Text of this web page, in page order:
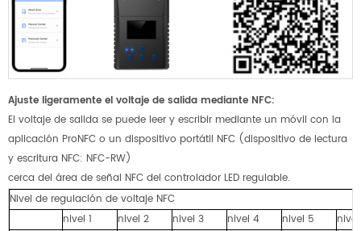
Ajuste ligeramente el voltaje de salida mediante NFC:
El voltaje de salida se puede leer y escribir mediante un móvil con la
aplicación ProNFC o un dispositivo portátil NFC (dispositivo de lectura
y escritura NFC: NFC-RW)
cerca del área de señal NFC del controlador LED regulable.
Nivel de regulación de voltaje NFC
nivel 1
nivel 2 nivel 3 nivel 4 nivel 5